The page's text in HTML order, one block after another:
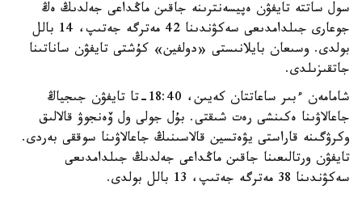
سول ساتتە تايفۋن ەپيسەنترىنە جاقىن ماڭداعى جەلدىڭ ەڭ
جوعارى جىلدامدىعى سەكۋندىنا 42 مەترگە جەتىپ، 14 بالل
بولدى. وسىعان بايلانىستى «دولفين» كۇشتى تايفۋن ساناتىنا
جاتقىزىلدى.
شامامەن ءبىر ساعاتتان كەيىن، 18:40-تا تايفۋن جىجياڭ
جاعالاۋىنا ەكىنشى رەت شىقتى. بۇل جولى ول ۆەنجوۋ قالالىق
وكرۋگىنە قاراستى يۋەتسين قالاسىنىڭ جاعالاۋىنا سوققى بەردى.
تايفۋن ورتالىعىنا جاقىن ماڭداعى جەلدىڭ جىلدامدىعى
سەكۋندىنا 38 مەترگە جەتىپ، 13 بالل بولدى.